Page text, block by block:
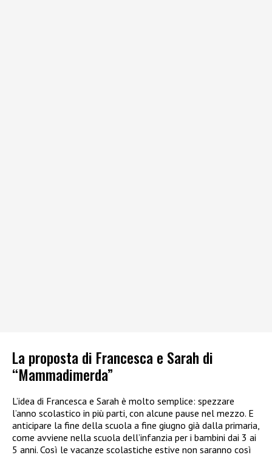
La proposta di Francesca e Sarah di
“Mammadimerda”
L’idea di Francesca e Sarah è molto semplice: spezzare
l’anno scolastico in più parti, con alcune pause nel mezzo. E
anticipare la fine della scuola a fine giugno già dalla primaria,
come avviene nella scuola dell’infanzia per i bambini dai 3 ai
5 anni. Così le vacanze scolastiche estive non saranno così